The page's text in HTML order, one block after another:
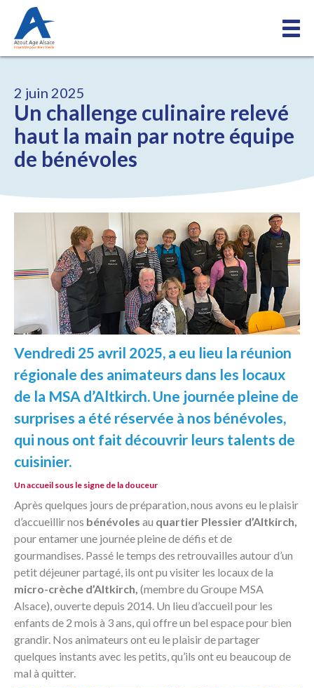
2 juin 2025
Un challenge culinaire relevé
haut la main par notre équipe
de bénévoles
Vendredi 25 avril 2025, a eu lieu la réunion
régionale des animateurs dans les locaux
de la MSA d’Altkirch. Une journée pleine de
surprises a été réservée à nos bénévoles,
qui nous ont fait découvrir leurs talents de
cuisinier.
Un accueil sous le signe de la douceur
Après quelques jours de préparation, nous avons eu le plaisir
d’accueillir nos bénévoles au quartier Plessier d’Altkirch,
pour entamer une journée pleine de défis et de
gourmandises. Passé le temps des retrouvailles autour d’un
petit déjeuner partagé, ils ont pu visiter les locaux de la
micro-crèche d’Altkirch, (membre du Groupe MSA
Alsace), ouverte depuis 2014. Un lieu d’accueil pour les
enfants de 2 mois à 3 ans, qui offre un bel espace pour bien
grandir. Nos animateurs ont eu le plaisir de partager
quelques instants avec les petits, qu’ils ont eu beaucoup de
mal à quitter.